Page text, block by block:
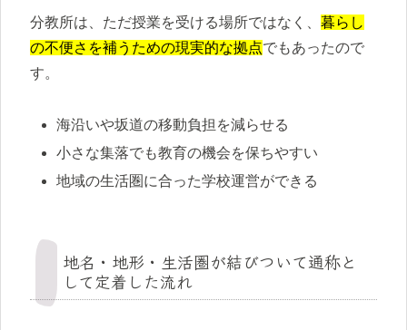
分教所は、ただ授業を受ける場所ではなく、 暮らし
の不便さを補うための現実的な拠点でもあったので
す。
海沿いや坂道の移動負担を減らせる
小さな集落でも教育の機会を保ちやすい
地域の生活圏に合った学校運営ができる
地名・地形・生活圏が結びついて通称と
して定着した流れ